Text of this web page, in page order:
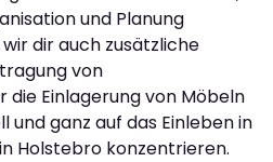
und Planung
dir auch zusätzliche
von
Einlagerung von Möbeln
und ganz auf das Einleben in
Holstebro konzentrieren.